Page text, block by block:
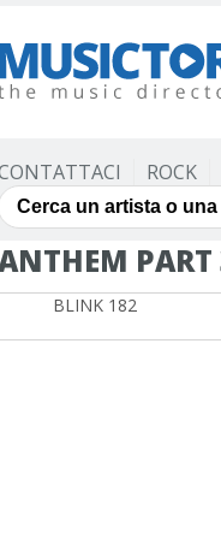
ROCK
PART
BLINK 182